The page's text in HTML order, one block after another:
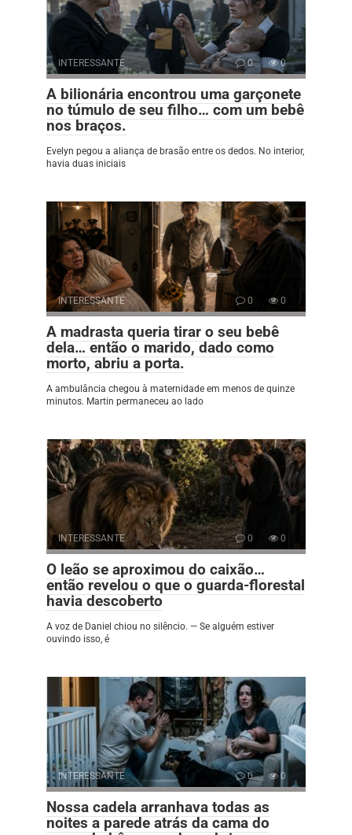
INTERESSANTE 0 0
A bilionária encontrou uma garçonete
no túmulo de seu filho… com um bebê
nos braços.
Evelyn pegou a aliança de brasão entre os dedos. No interior,
havia duas iniciais
INTERESSANTE 0 0
A madrasta queria tirar o seu bebê
dela… então o marido, dado como
morto, abriu a porta.
A ambulância chegou à maternidade em menos de quinze
minutos. Martin permaneceu ao lado
INTERESSANTE 0 0
O leão se aproximou do caixão…
então revelou o que o guarda-florestal
havia descoberto
A voz de Daniel chiou no silêncio. — Se alguém estiver
ouvindo isso, é
INTERESSANTE 0 0
Nossa cadela arranhava todas as
noites a parede atrás da cama do